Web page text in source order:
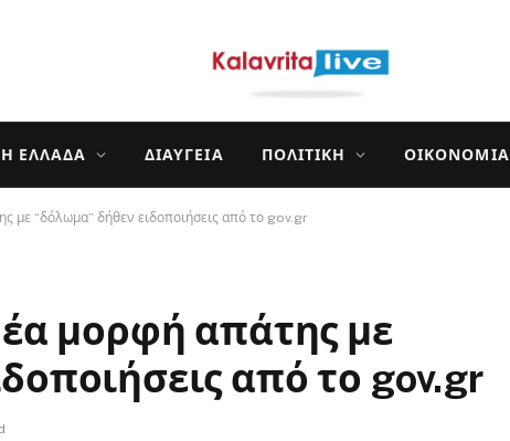
ΕΛΛΆΔΑ ΔΙΑΎΓΕΙΑ ΠΟΛΙΤΙΚΉ ΟΙΚΟΝΟΜΊΑ
με “δόλωμα” δήθεν ειδοποιήσεις από το gov.gr
μορφή απάτης με
από το gov.gr